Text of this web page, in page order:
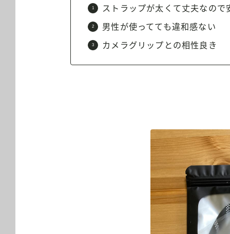
ストラップが太くて丈夫なので
男性が使ってても違和感ない
カメラグリップとの相性良き